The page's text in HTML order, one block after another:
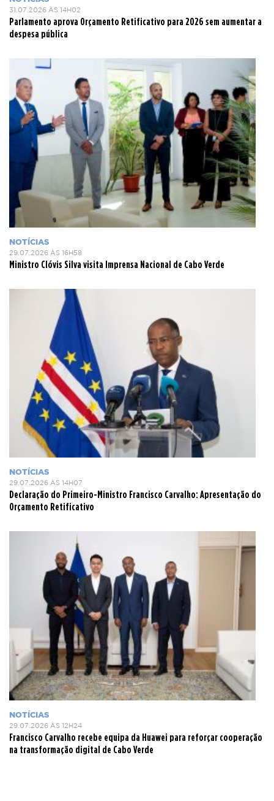
31.07.2026 ÀS 14H02
Parlamento aprova Orçamento Retificativo para 2026 sem aumentar a
despesa pública
NOTÍCIAS
29.07.2026 ÀS 16H58
Ministro Clóvis Silva visita Imprensa Nacional de Cabo Verde
NOTÍCIAS
29.07.2026 ÀS 14H07
Declaração do Primeiro-Ministro Francisco Carvalho: Apresentação do
Orçamento Retificativo
NOTÍCIAS
29.07.2026 ÀS 12H24
Francisco Carvalho recebe equipa da Huawei para reforçar cooperação
na transformação digital de Cabo Verde